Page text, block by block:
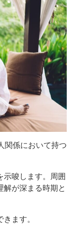
関係において持つ
示唆します。周囲
解が深まる時期と
ます。